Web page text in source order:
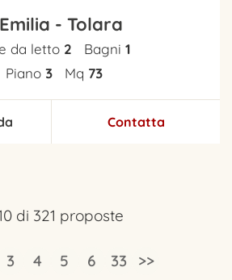
- Tolara
da letto 2 Bagni 1
Piano 3 Mq 73
Contatta
di 321 proposte
3 4 5 6 33 >>